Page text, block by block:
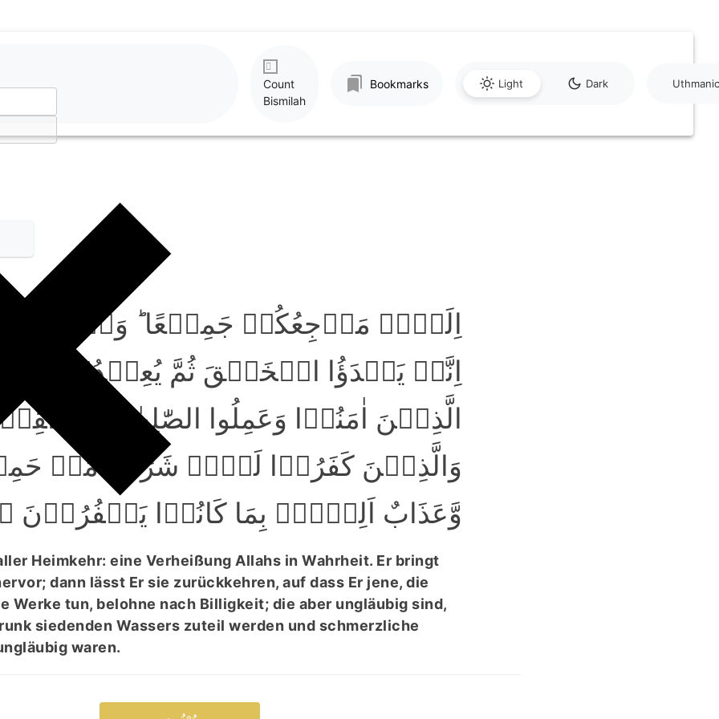
Count
Bismilah
Bookmarks Light Dark Uthmanic
اِلَیۡہِ مَرۡجِعُکُمۡ جَمِیۡعًا ؕ وَعۡدَ اللّٰہِ
اِنَّہٗ یَبۡدَؤُا الۡخَلۡقَ ثُمَّ یُعِیۡدُہٗ
الَّذِیۡنَ اٰمَنُوۡا وَعَمِلُوا الصّٰلِحٰتِ
وَالَّذِیۡنَ کَفَرُوۡا لَہُمۡ شَرَابٌ مِّنۡ
وَّعَذَابٌ اَلِیۡمٌۢ بِمَا کَانُوۡا یَکۡفُرُوۡنَ ﴿۵﴾
Heimkehr: eine Verheißung Allahs in Wahrheit. Er bringt
dann lässt Er sie zurückkehren, auf dass Er jene, die
Werke tun, belohne nach Billigkeit; die aber ungläubig sind,
siedenden Wassers zuteil werden und schmerzliche
waren.